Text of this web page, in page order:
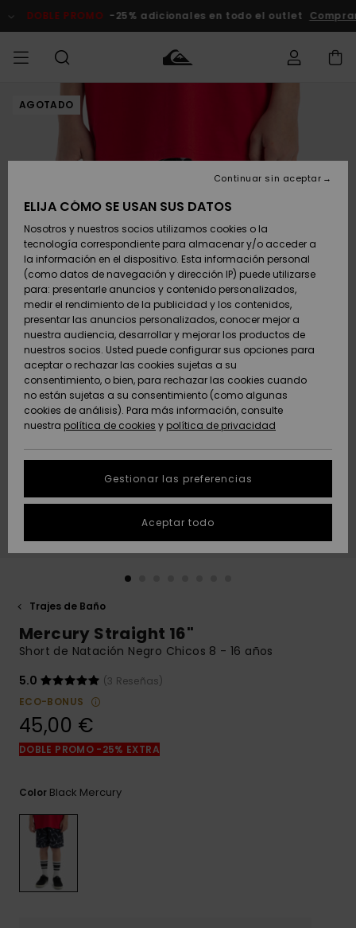
del
DOBLE PROMO -25% adicionales en todo el outlet Comprar
HOMBRE
Zapatos y
chanclas
Surf
Snow
Novedades
Destacados
Zapatos y
chanclas
Surf
Snow
Novedades
Destacados
Destacados
Snow
SURF
Highlights
Comunidad
SNOW
Snow Niños
Tienda
Snow Mujer
Destacados
Comunidad
DOBLE
PROMO
Outlet
Mujer
AYUDA &
CONTACTO
Envio
Devoluciones
Pago
Tarjeta de
regalo
Quiksilver
Freedom
Protección de
datos
personales
Inicia una
conversación
conversación
Encuentra
respuestas a
las preguntas
nuestro
SOSTENIBILIDAD
AGOTADO
Trajes de Baño
Mercury Straight 16"
Short de Natación Negro Chicos 8 - 16 años
5.0
(3 Reseñas)
ECO-BONUS
45,00 €
DOBLE PROMO -25% EXTRA
Color Black Mercury
ELIJA CÓMO SE USAN SUS DATOS
Nosotros y nuestros socios utilizamos cookies o la
tecnología correspondiente para almacenar y/o acceder a
la información en el dispositivo. Esta información personal
(como datos de navegación y dirección IP) puede utilizarse
para: presentarle anuncios y contenido personalizados,
medir el rendimiento de la publicidad y los contenidos,
presentar las anuncios personalizados, conocer mejor a
nuestra audiencia, desarrollar y mejorar los productos de
nuestros socios. Usted puede configurar sus opciones para
aceptar o rechazar las cookies sujetas a su
consentimiento, o bien, para rechazar las cookies cuando
no están sujetas a su consentimiento (como algunas
cookies de análisis). Para más información, consulte
nuestra política de cookies y política de privacidad
Gestionar las preferencias
Continuar sin aceptar
Aceptar todo